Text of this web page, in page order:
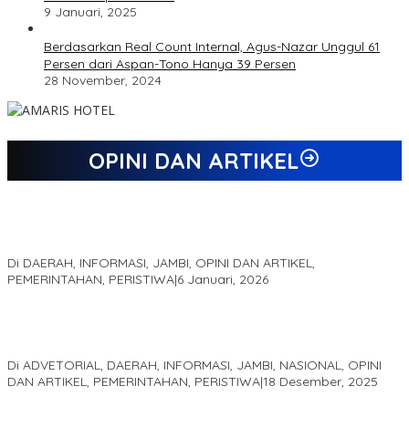
9 Januari, 2025
Berdasarkan Real Count Internal, Agus-Nazar Unggul 61
Persen dari Aspan-Tono Hanya 39 Persen
28 November, 2024
OPINI DAN ARTIKEL
Di DAERAH, INFORMASI, JAMBI, OPINI DAN ARTIKEL,
PEMERINTAHAN, PERISTIWA|6 Januari, 2026
Di ADVETORIAL, DAERAH, INFORMASI, JAMBI, NASIONAL, OPINI
DAN ARTIKEL, PEMERINTAHAN, PERISTIWA|18 Desember, 2025